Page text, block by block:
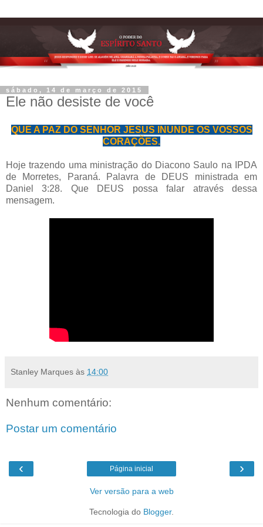
sábado, 14 de março de 2015
Ele não desiste de você
QUE A PAZ DO SENHOR JESUS INUNDE OS VOSSOS
CORAÇÕES.
Hoje trazendo uma ministração do Diacono Saulo na IPDA
de Morretes, Paraná. Palavra de DEUS ministrada em
Daniel 3:28. Que DEUS possa falar através dessa
mensagem.
Stanley Marques às 14:00
Nenhum comentário:
Postar um comentário
‹ ›
Página inicial
Ver versão para a web
Tecnologia do Blogger.